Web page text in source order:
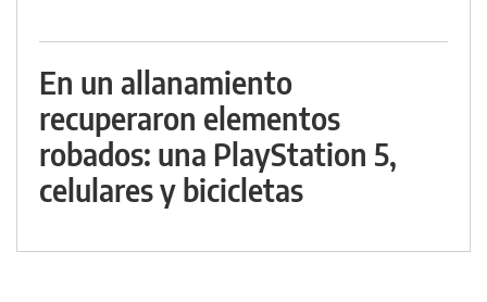
En un allanamiento
recuperaron elementos
robados: una PlayStation 5,
celulares y bicicletas